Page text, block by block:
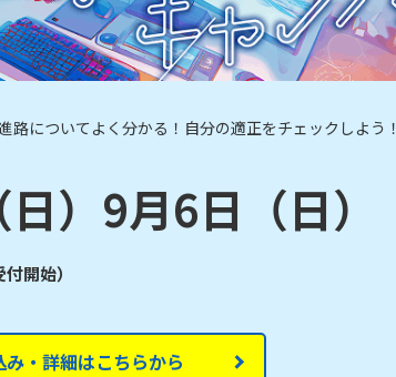
路についてよく分かる！自分の適正をチェックしよう！
）9月6日（日）
開始）
み・詳細はこちらから